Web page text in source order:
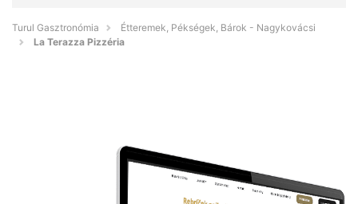
Turul Gasztronómia
Étteremek, Pékségek, Bárok - Nagykovácsi
La Terazza Pizzéria